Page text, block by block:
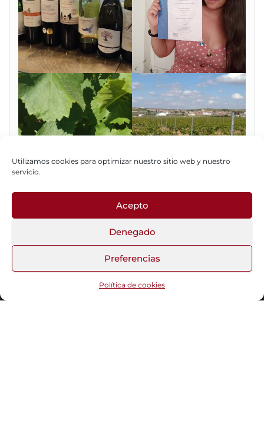
Utilizamos cookies para optimizar nuestro sitio web y nuestro
servicio.
Acepto
Denegado
Preferencias
Política de cookies
Fotos del Blog
Funciona gracias aWordPress |Tema:Head Blog